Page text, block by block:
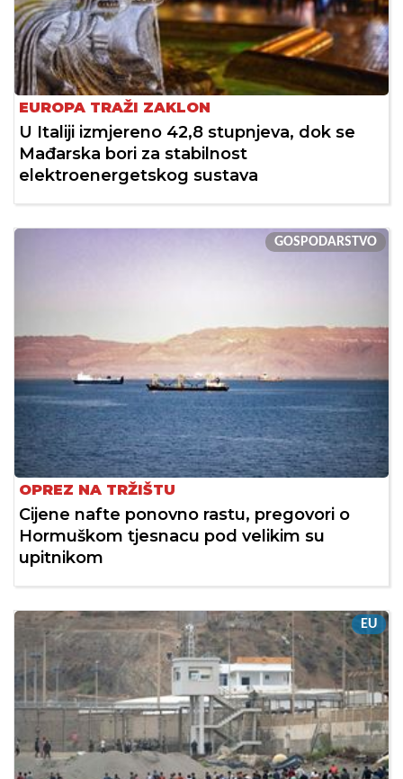
EUROPA TRAŽI ZAKLON
U Italiji izmjereno 42,8 stupnjeva, dok se
Mađarska bori za stabilnost
elektroenergetskog sustava
GOSPODARSTVO
OPREZ NA TRŽIŠTU
Cijene nafte ponovno rastu, pregovori o
Hormuškom tjesnacu pod velikim su
upitnikom
EU